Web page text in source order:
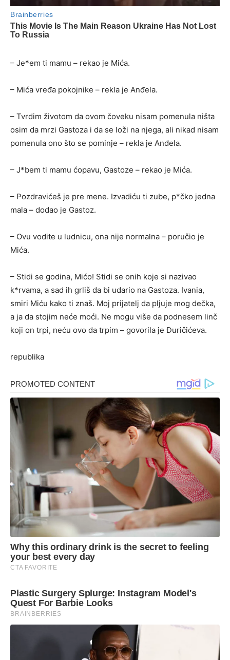
– Je*em ti mamu – rekao je Mića.
– Mića vređa pokojnike – rekla je Anđela.
– Tvrdim životom da ovom čoveku nisam pomenula ništa
osim da mrzi Gastoza i da se loži na njega, ali nikad nisam
pomenula ono što se pominje – rekla je Anđela.
– J*bem ti mamu ćopavu, Gastoze – rekao je Mića.
– Pozdravićeš je pre mene. Izvadiću ti zube, p*čko jedna
mala – dodao je Gastoz.
– Ovu vodite u ludnicu, ona nije normalna – poručio je
Mića.
– Stidi se godina, Mićo! Stidi se onih koje si nazivao
k*rvama, a sad ih grliš da bi udario na Gastoza. Ivania,
smiri Miću kako ti znaš. Moj prijatelj da pljuje mog dečka,
a ja da stojim neće moći. Ne mogu više da podnesem linč
koji on trpi, neću ovo da trpim – govorila je Đuričićeva.
republika